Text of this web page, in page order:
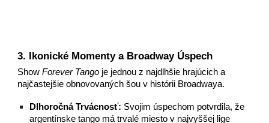
3. Ikonické Momenty a Broadway Úspech
ShowForever Tango je jednou z najdlhšie hrajúcich a
najčastejšie obnovovaných šou v histórii Broadwaya.
Dlhoročná Trvácnosť: Svojim úspechom potvrdila, že
argentínske tango má trvalé miesto v najvyššej lige